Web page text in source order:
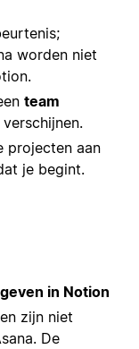
worden niet
team
projecten aan
je begint.
in Notion
zijn niet
De